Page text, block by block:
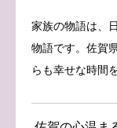
家族の物語は、
物語です。佐賀
らも幸せな時間